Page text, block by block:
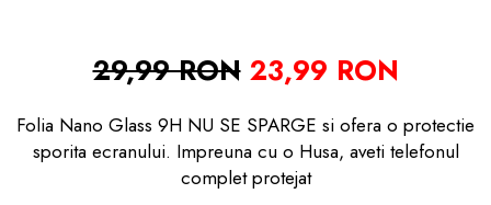
29,99 RON 23,99 RON
Folia Nano Glass 9H NU SE SPARGE si ofera o protectie
sporita ecranului. Impreuna cu o Husa, aveti telefonul
complet protejat